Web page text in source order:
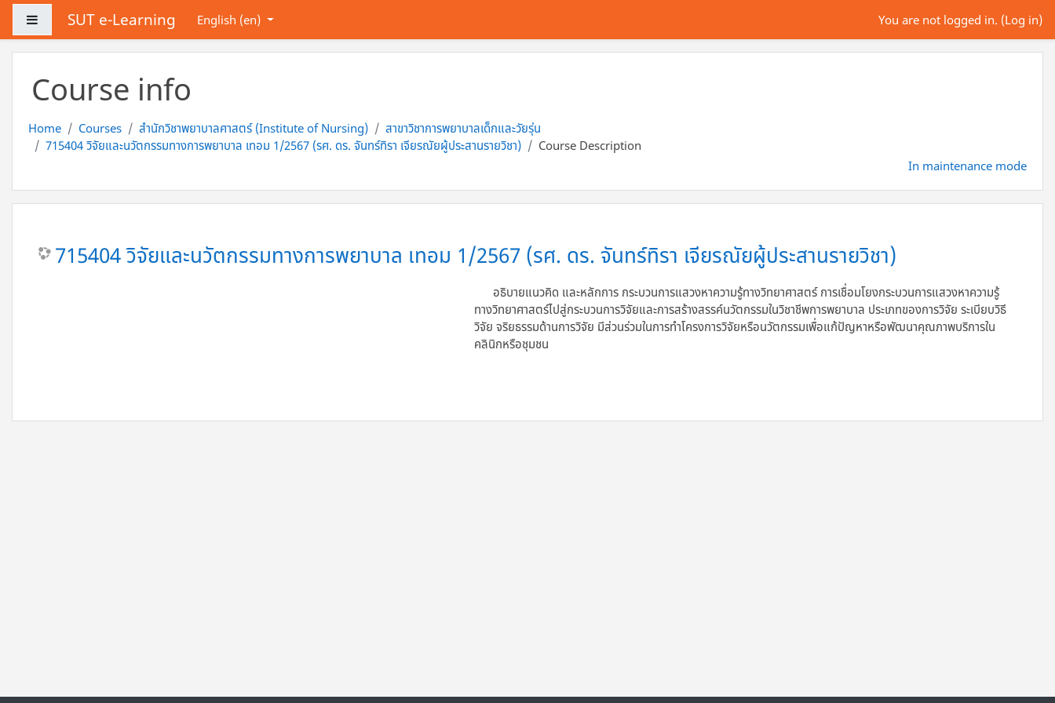
Skip to main content
Side panelSUT e-Learning English ‎(en)‎ You are not logged in. (Log in)
Course info
Home Courses สำนักวิชาพยาบาลศาสตร์ (Institute of Nursing)
สาขาวิชาการพยาบาลเด็กและวัยรุ่น
715404 วิจัยและนวัตกรรมทางการพยาบาล เทอม 1/2567 (รศ. ดร. จันทร์ทิรา เจียรณัยผู้ประสานรายวิชา)
Course Description
In maintenance mode
715404 วิจัยและนวัตกรรมทางการพยาบาล เทอม 1/2567 (รศ. ดร. จันทร์ทิรา เจียรณัยผู้ประสานรายวิชา)
อธิบายแนวคิด และหลักการ กระบวนการแสวงหาความรู้ทางวิทยาศาสตร์ การเชื่อมโยงกระบวนการแสวงหาความรู้
ทางวิทยาศาสตร์ไปสู่กระบวนการวิจัยและการสร้างสรรค์นวัตกรรมในวิชาชีพการพยาบาล ประเภทของการวิจัย ระเบียบวิธี
วิจัย จริยธรรมด้านการวิจัย มีส่วนร่วมในการทำโครงการวิจัยหรือนวัตกรรมเพื่อแก้ปัญหาหรือพัฒนาคุณภาพบริการใน
คลินิกหรือชุมชน